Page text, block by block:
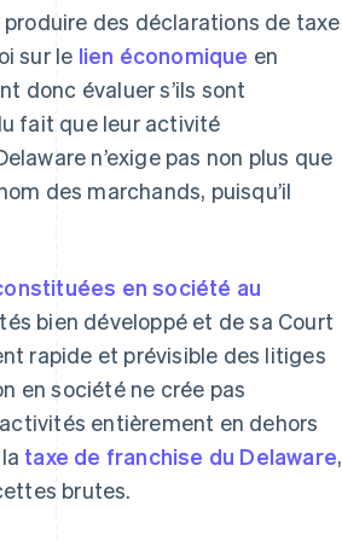
produire des déclarations de taxe
sur le lien économique en
donc évaluer s’ils sont
fait que leur activité
n’exige pas non plus que
des marchands, puisqu’il
en société au
bien développé et de sa Court
rapide et prévisible des litiges
en société ne crée pas
entièrement en dehors
taxe de franchise du Delaware,
brutes.